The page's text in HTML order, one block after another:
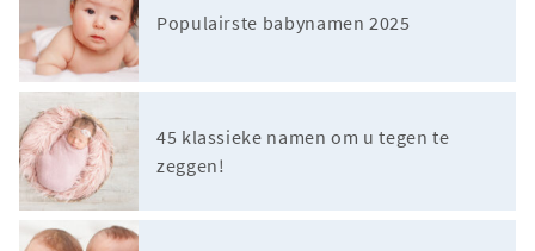
Populairste babynamen 2025
45 klassieke namen om u tegen te
zeggen!